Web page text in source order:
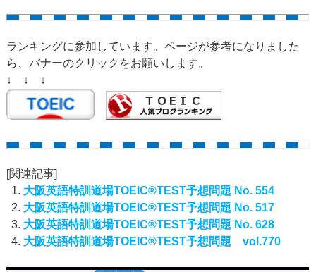
ランキングに参加しています。ページが参考になりました
ら、バナーのクリックをお願いします。
↓ ↓ ↓
[関連記事]
大阪英語特訓道場TOEIC®TEST予想問題 No. 554
大阪英語特訓道場TOEIC®TEST予想問題 No. 517
大阪英語特訓道場TOEIC®TEST予想問題 No. 628
大阪英語特訓道場TOEIC®TEST予想問題 vol.770